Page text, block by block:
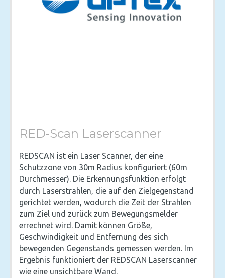
RED-Scan Laserscanner
REDSCAN ist ein Laser Scanner, der eine
Schutzzone von 30m Radius konfiguriert (60m
Durchmesser). Die Erkennungsfunktion erfolgt
durch Laserstrahlen, die auf den Zielgegenstand
gerichtet werden, wodurch die Zeit der Strahlen
zum Ziel und zurück zum Bewegungsmelder
errechnet wird. Damit können Größe,
Geschwindigkeit und Entfernung des sich
bewegenden Gegenstands gemessen werden. Im
Ergebnis funktioniert der REDSCAN Laserscanner
wie eine unsichtbare Wand.